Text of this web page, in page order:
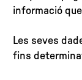
informació
Les seves
fins